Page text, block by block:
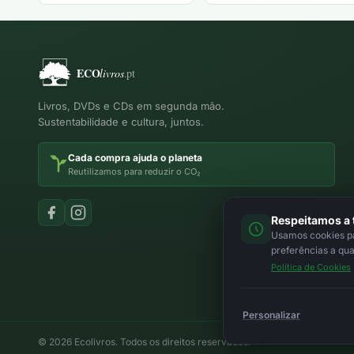
Livros, DVDs e CDs em segunda mão.
Sustentabilidade e cultura, juntos.
Cada compra ajuda o planeta
Reutilizamos para reduzir o CO₂
© 2026 Ecolivros. Todos os direitos reservados.
Respeitamos
Usamos cookies
preferências a
Política de Cookies
Personalizar